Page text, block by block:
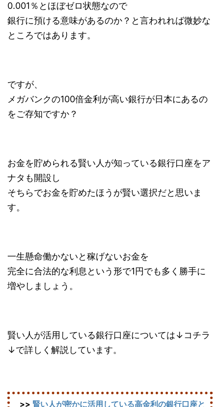
0.001％とほぼゼロ状態なので
銀行に預ける意味があるのか？と言われれば微妙な
ところではあります。
ですが、
メガバンクの100倍金利が高い銀行が日本にあるの
をご存知ですか？
お金を貯められる賢い人が知っている銀行口座をア
ナタも開設し
そちらでお金を貯めたほうが賢い選択だと思いま
す。
一生懸命働かないと稼げないお金を
完全に合法的な利息という形で1円でも多く勝手に
増やしましょう。
賢い人が活用している銀行口座については↓コチラ
↓で詳しく解説しています。
>> 賢い人が密かに活用している高金利の銀行口座と